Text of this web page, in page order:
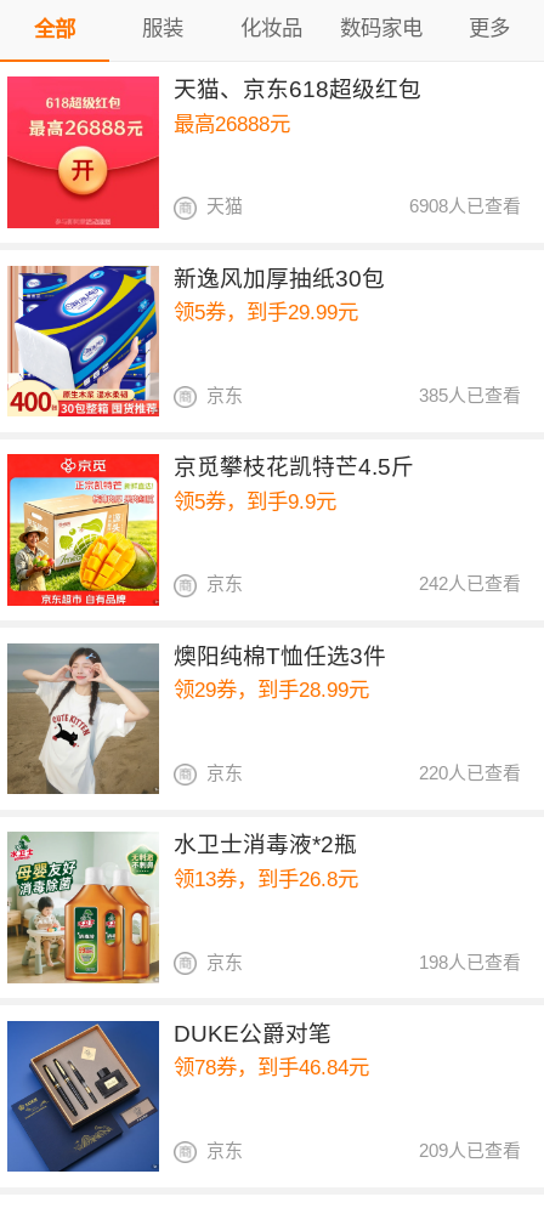
全部 服装 化妆品 数码家电 更多
天猫、京东618超级红包
最高26888元
6908人已查看
天猫
新逸风加厚抽纸30包
领5券，到手29.99元
385人已查看
京东
京觅攀枝花凯特芒4.5斤
领5券，到手9.9元
242人已查看
京东
燠阳纯棉T恤任选3件
领29券，到手28.99元
220人已查看
京东
水卫士消毒液*2瓶
领13券，到手26.8元
198人已查看
京东
DUKE公爵对笔
领78券，到手46.84元
209人已查看
京东